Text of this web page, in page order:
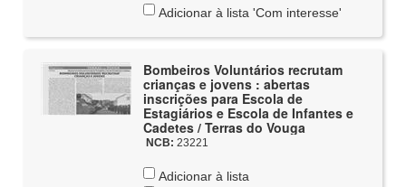
Adicionar à lista 'Com interesse'
Bombeiros Voluntários recrutam
crianças e jovens : abertas
inscrições para Escola de
Estagiários e Escola de Infantes e
Cadetes / Terras do Vouga
NCB: 23221
Adicionar à lista